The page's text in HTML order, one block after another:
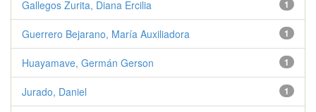
1
Gallegos Zurita, Diana Ercilia
1
Guerrero Bejarano, María Auxiliadora
1
Huayamave, Germán Gerson
1
Jurado, Daniel